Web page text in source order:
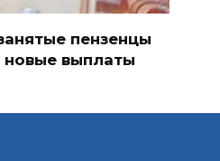
пензенцы
новые выплаты